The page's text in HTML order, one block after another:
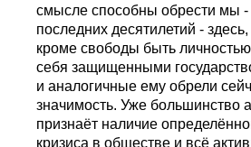
смысле способны обрести мы
последних десятилетий -
кроме свободы быть
себя защищенными
и аналогичные ему обрели
значимость. Уже большинство
признаёт наличие
кризиса в обществе и всё